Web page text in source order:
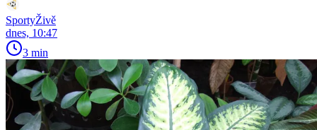
SportyŽivě
dnes, 10:47
3 min